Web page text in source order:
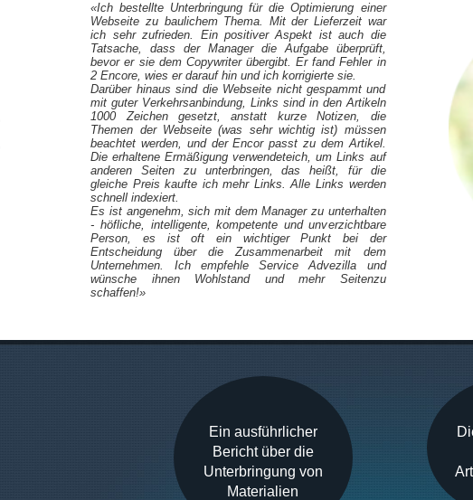
«Ich bestellte Unterbringung für die Optimierung einer
Webseite zu baulichem Thema. Mit der Lieferzeit war
ich sehr zufrieden. Ein positiver Aspekt ist auch die
Tatsache, dass der Manager die Aufgabe überprüft,
bevor er sie dem Copywriter übergibt. Er fand Fehler in
2 Encore, wies er darauf hin und ich korrigierte sie.
Darüber hinaus sind die Webseite nicht gespammt und
mit guter Verkehrsanbindung, Links sind in den Artikeln
1000 Zeichen gesetzt, anstatt kurze Notizen, die
Themen der Webseite (was sehr wichtig ist) müssen
beachtet werden, und der Encor passt zu dem Artikel.
Die erhaltene Ermäßigung verwendeteich, um Links auf
anderen Seiten zu unterbringen, das heißt, für die
gleiche Preis kaufte ich mehr Links. Alle Links werden
schnell indexiert.
Es ist angenehm, sich mit dem Manager zu unterhalten
- höfliche, intelligente, kompetente und unverzichtbare
Person, es ist oft ein wichtiger Punkt bei der
Entscheidung über die Zusammenarbeit mit dem
Unternehmen. Ich empfehle Service Advezilla und
wünsche ihnen Wohlstand und mehr Seitenzu
schaffen!»
Ein ausführlicher
Bericht über die
Unterbringung von
Materialien